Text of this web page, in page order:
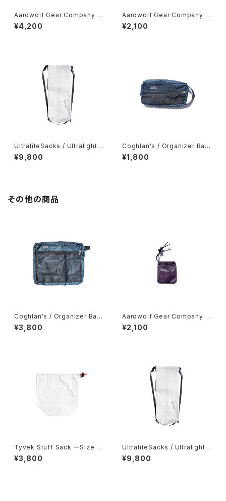
Aardwolf Gear Company /
Toothbrush Sleeve
¥4,200
Aardwolf Gear Company /
Mini Ditty Spoon Cover
¥2,100
UltraliteSacks / Ultralight
Compression Sack
¥9,800
Coghlan's / Organizer Bag
s -Small-
¥1,800
その他の商品
Coghlan's / Organizer Bag
s -Large-
¥3,800
Aardwolf Gear Company /
Mini Ditty Spoon Cover
¥2,100
Tyvek Stuff Sack ーSize L
arge-
¥3,800
UltraliteSacks / Ultralight
Compression Sack
¥9,800